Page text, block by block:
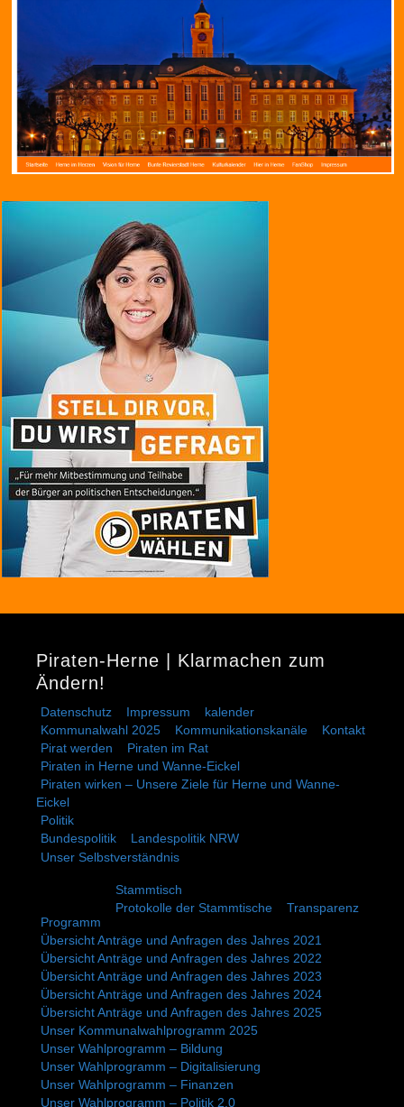
Piraten-Herne | Klarmachen zum
Ändern!
Datenschutz Impressum
kalender
Kommunalwahl 2025
Kommunikationskanäle
Kontakt
Pirat werden
Piraten im Rat
Piraten in Herne und Wanne-Eickel
Piraten wirken – Unsere Ziele für Herne und Wanne-
Eickel
Politik
Bundespolitik
Landespolitik NRW
Unser Selbstverständnis
Programm
Stammtisch
Protokolle der Stammtische
Transparenz
Übersicht Anträge und Anfragen des Jahres 2021
Übersicht Anträge und Anfragen des Jahres 2022
Übersicht Anträge und Anfragen des Jahres 2023
Übersicht Anträge und Anfragen des Jahres 2024
Übersicht Anträge und Anfragen des Jahres 2025
Unser Kommunalwahlprogramm 2025
Unser Wahlprogramm – Bildung
Unser Wahlprogramm – Digitalisierung
Unser Wahlprogramm – Finanzen
Unser Wahlprogramm – Politik 2.0